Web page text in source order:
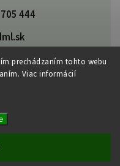
prechádzaním tohto webu
Viac informácií
444
POTRAVINY